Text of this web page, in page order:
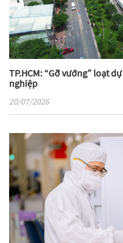
TP.HCM: “Gỡ vướng” loạt
nghiệp
20/07/2026